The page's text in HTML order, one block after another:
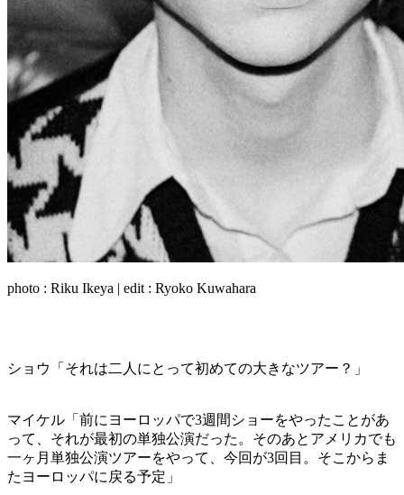
photo : Riku Ikeya | edit : Ryoko Kuwahara
ショウ「それは二人にとって初めての大きなツアー？」
マイケル「前にヨーロッパで3週間ショーをやったことがあ
って、それが最初の単独公演だった。そのあとアメリカでも
一ヶ月単独公演ツアーをやって、今回が3回目。そこからま
たヨーロッパに戻る予定」